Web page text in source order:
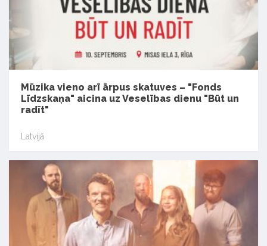
Mūzika vieno arī ārpus skatuves – "Fonds
Līdzskaņa" aicina uz Veselības dienu "Būt un
radīt"
Latvijā